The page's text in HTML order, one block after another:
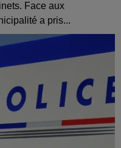
Face aux
a pris...